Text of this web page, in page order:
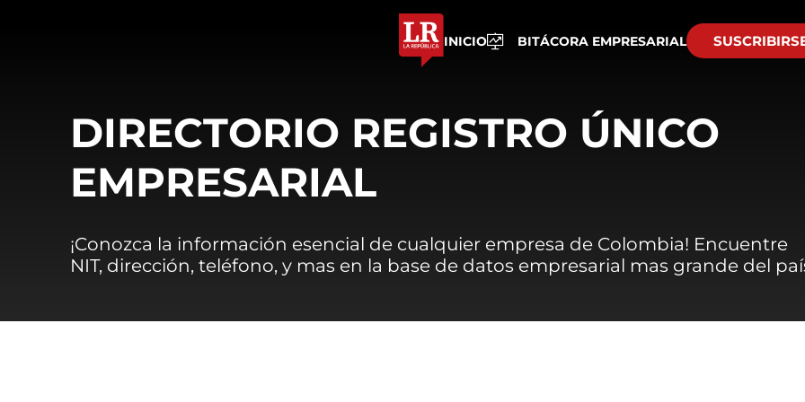
INICIO BITÁCORA EMPRESARIAL
DIRECTORIO REGISTRO ÚNICO
EMPRESARIAL
¡Conozca la información esencial de cualquier empresa de Colombia! Encuentre
NIT, dirección, teléfono, y mas en la base de datos empresarial mas grande del